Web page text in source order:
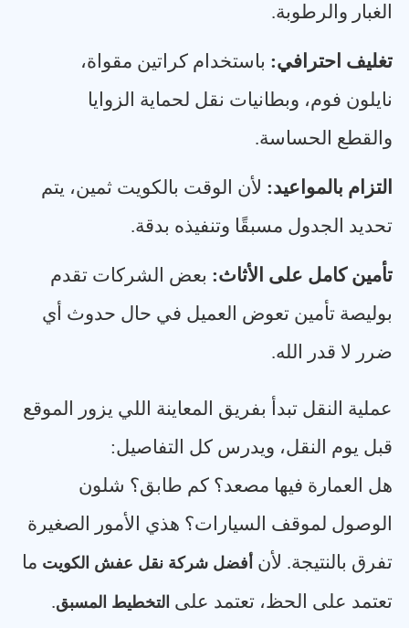
الغبار والرطوبة.
تغليف احترافي: باستخدام كراتين مقواة،
نايلون فوم، وبطانيات نقل لحماية الزوايا
والقطع الحساسة.
التزام بالمواعيد: لأن الوقت بالكويت ثمين، يتم
تحديد الجدول مسبقًا وتنفيذه بدقة.
تأمين كامل على الأثاث: بعض الشركات تقدم
بوليصة تأمين تعوض العميل في حال حدوث أي
ضرر لا قدر الله.
عملية النقل تبدأ بفريق المعاينة اللي يزور الموقع
قبل يوم النقل، ويدرس كل التفاصيل:
هل العمارة فيها مصعد؟ كم طابق؟ شلون
الوصول لموقف السيارات؟ هذي الأمور الصغيرة
تفرق بالنتيجة. لأن أفضل شركة نقل عفش الكويت ما
تعتمد على الحظ، تعتمد على التخطيط المسبق.